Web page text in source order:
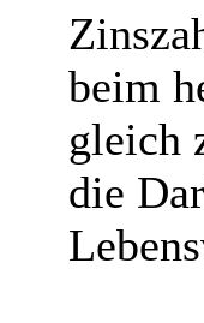
beim
gleich
die